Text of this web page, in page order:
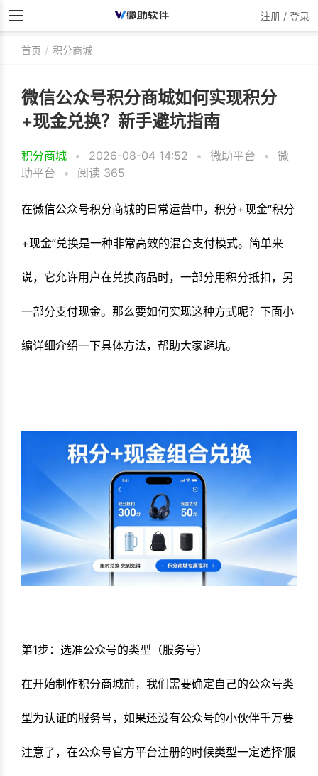
注册 / 登录
首页 积分商城
微信公众号积分商城如何实现积分
+现金兑换？新手避坑指南
积分商城 • 2026-08-04 14:52 • 微助平台 •
微
助平台
• 阅读 365
在微信公众号积分商城的日常运营中，积分+现金“积分
+现金”兑换是一种非常高效的混合支付模式。简单来
说，它允许用户在兑换商品时，一部分用积分抵扣，另
一部分支付现金。那么要如何实现这种方式呢？下面小
编详细介绍一下具体方法，帮助大家避坑。
第1步：选准公众号的类型（服务号）
在开始制作积分商城前，我们需要确定自己的公众号类
型为认证的服务号，如果还没有公众号的小伙伴千万要
注意了，在公众号官方平台注册的时候类型一定选择‘服